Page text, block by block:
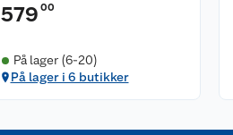
579 00
På lager (6-20)
På lager i 6 butikker